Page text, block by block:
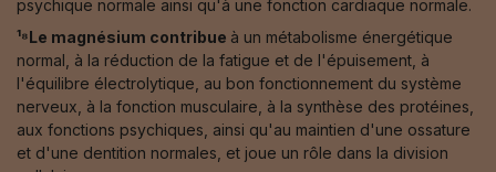
psychique normale ainsi qu'à une fonction cardiaque normale.
¹⁸Le magnésium contribue à un métabolisme énergétique
normal, à la réduction de la fatigue et de l'épuisement, à
l'équilibre électrolytique, au bon fonctionnement du système
nerveux, à la fonction musculaire, à la synthèse des protéines,
aux fonctions psychiques, ainsi qu'au maintien d'une ossature
et d'une dentition normales, et joue un rôle dans la division